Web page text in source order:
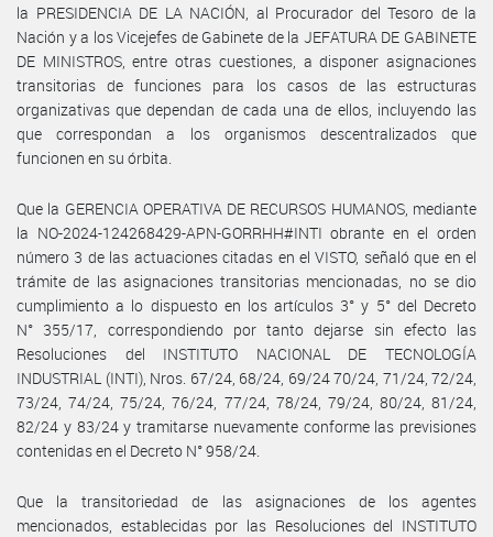
la PRESIDENCIA DE LA NACIÓN, al Procurador del Tesoro de la
Nación y a los Vicejefes de Gabinete de la JEFATURA DE GABINETE
DE MINISTROS, entre otras cuestiones, a disponer asignaciones
transitorias de funciones para los casos de las estructuras
organizativas que dependan de cada una de ellos, incluyendo las
que correspondan a los organismos descentralizados que
funcionen en su órbita.
Que la GERENCIA OPERATIVA DE RECURSOS HUMANOS, mediante
la NO-2024-124268429-APN-GORRHH#INTI obrante en el orden
número 3 de las actuaciones citadas en el VISTO, señaló que en el
trámite de las asignaciones transitorias mencionadas, no se dio
cumplimiento a lo dispuesto en los artículos 3° y 5° del Decreto
N° 355/17, correspondiendo por tanto dejarse sin efecto las
Resoluciones del INSTITUTO NACIONAL DE TECNOLOGÍA
INDUSTRIAL (INTI), Nros. 67/24, 68/24, 69/24 70/24, 71/24, 72/24,
73/24, 74/24, 75/24, 76/24, 77/24, 78/24, 79/24, 80/24, 81/24,
82/24 y 83/24 y tramitarse nuevamente conforme las previsiones
contenidas en el Decreto N° 958/24.
Que la transitoriedad de las asignaciones de los agentes
mencionados, establecidas por las Resoluciones del INSTITUTO